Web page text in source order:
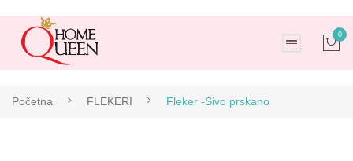
0
Početna
FLEKERI Fleker -Sivo prskano